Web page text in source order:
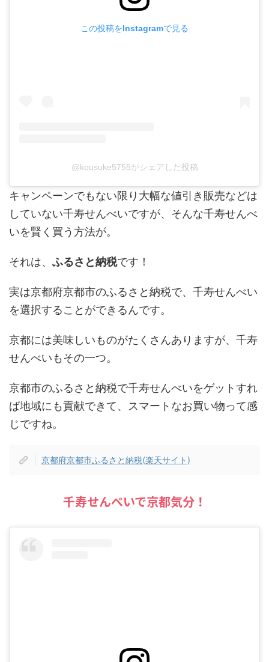
この投稿をInstagramで見る
@kousuke5755がシェアした投稿
キャンペーンでもない限り大幅な値引き販売などは
していない千寿せんべいですが、そんな千寿せんべ
いを賢く買う方法が。
それは、 ふるさと納税です！
実は京都府京都市のふるさと納税で、千寿せんべい
を選択することができるんです。
京都には美味しいものがたくさんありますが、千寿
せんべいもその一つ。
京都市のふるさと納税で千寿せんべいをゲットすれ
ば地域にも貢献できて、スマートなお買い物って感
じですね。
京都府京都市ふるさと納税(楽天サイト)
千寿せんべいで京都気分！